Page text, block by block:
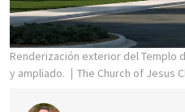
Renderización exterior del Templo
y ampliado.
The Church of Jesus